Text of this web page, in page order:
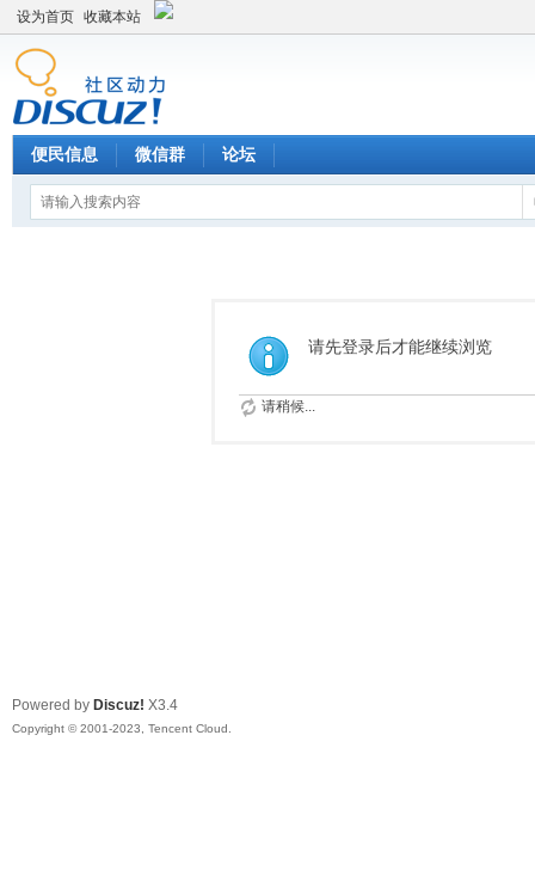
设为首页 收藏本站
便民信息 微信群 论坛
请先登录后才能继续浏览
请稍候...
Powered by Discuz! X3.4
Copyright © 2001-2023, Tencent Cloud.